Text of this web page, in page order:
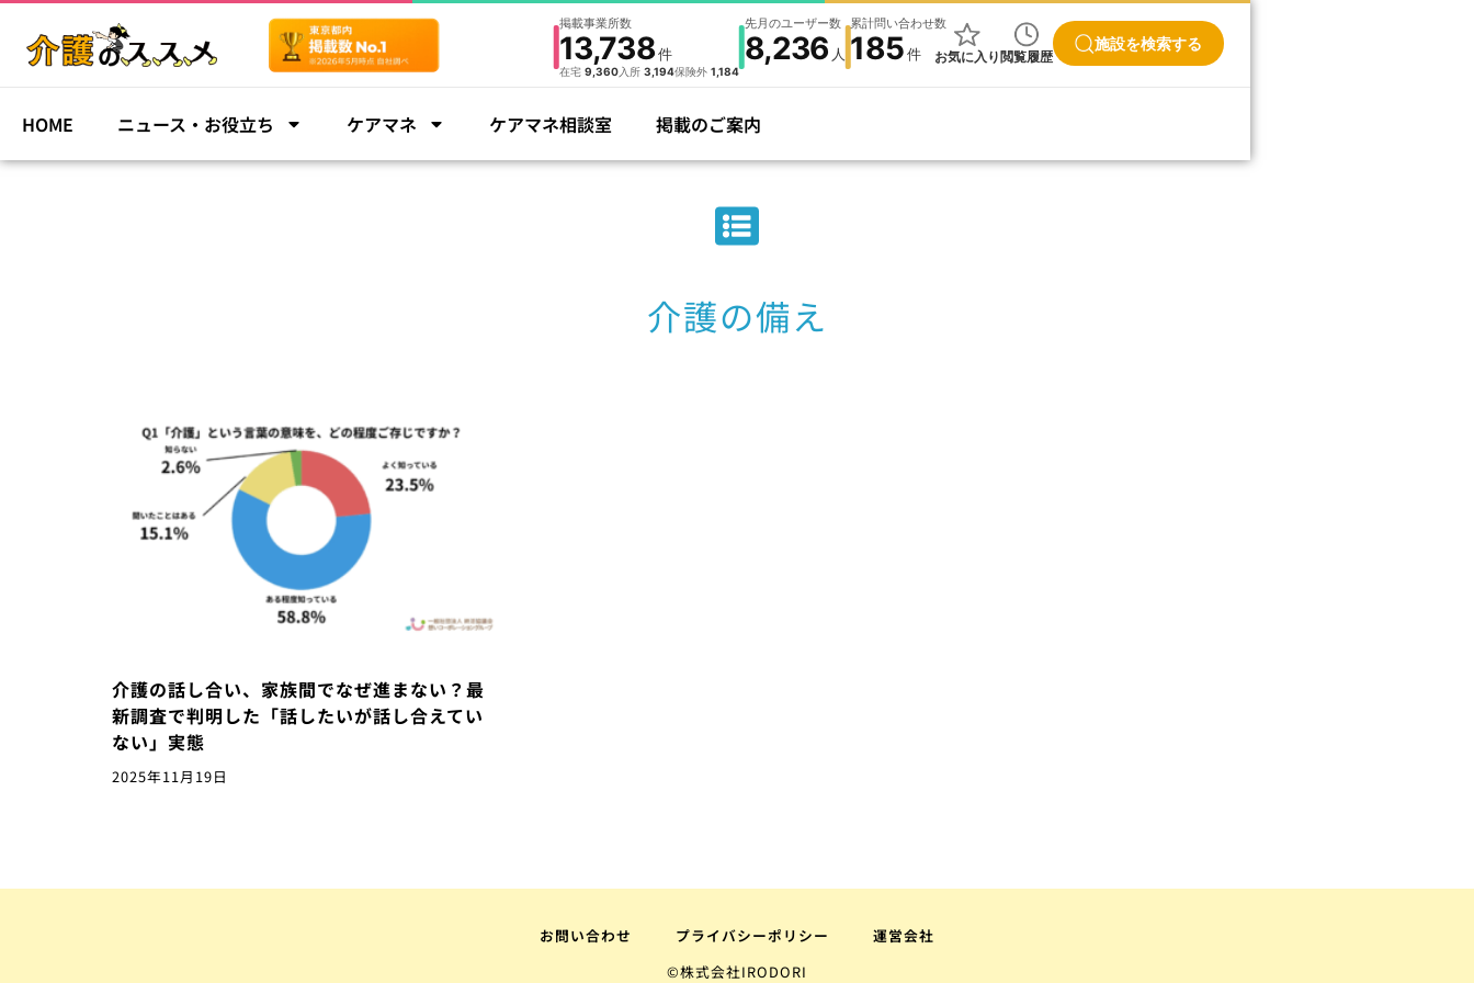
掲載事業所数
13,738件
在宅 9,360入所 3,194保険外 1,184
先月のユーザー数
8,236 人
累計問い合わせ数
185件 お気に入り閲覧履歴
施設を検索する
HOME ニュース・お役立ち ケアマネ ケアマネ相談室 掲載のご案内
介護の備え
介護の話し合い、家族間でなぜ進まない？最
新調査で判明した「話したいが話し合えてい
ない」実態
2025年11月19日
お問い合わせ プライバシーポリシー
運営会社
©株式会社IRODORI